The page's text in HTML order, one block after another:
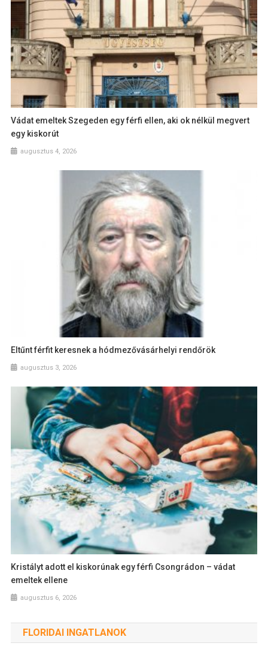
Vádat emeltek Szegeden egy férfi ellen, aki ok nélkül megvert
egy kiskorút
augusztus 4, 2026
Eltűnt férfit keresnek a hódmezővásárhelyi rendőrök
augusztus 3, 2026
Kristályt adott el kiskorúnak egy férfi Csongrádon – vádat
emeltek ellene
augusztus 6, 2026
FLORIDAI INGATLANOK